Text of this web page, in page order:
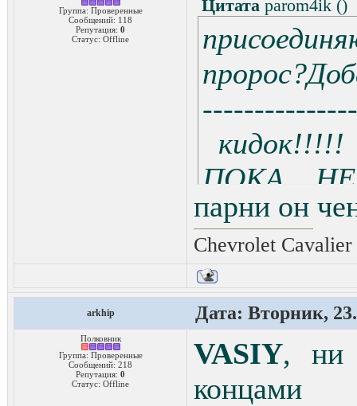
Группа: Проверенные
Сообщений: 118
Репутация: 0
Статус: Offline
Цитата parom4ik ()
ПОКА
НАМИ
парни он
Chevrolet
arkhip Дата: Вторник,
Полковник
Группа: Проверенные
Сообщений: 218
Репутация: 0
Статус: Offline
VASIY, ни
концами